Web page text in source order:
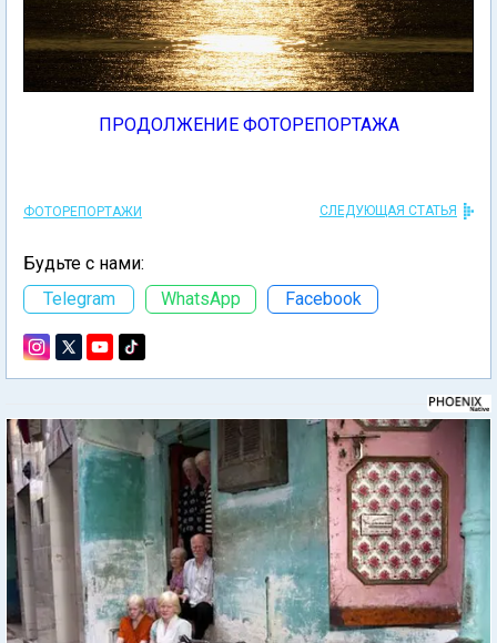
ПРОДОЛЖЕНИЕ ФОТОРЕПОРТАЖА
ФОТОРЕПОРТАЖИ СЛЕДУЮЩАЯ СТАТЬЯ
Будьте с нами:
Telegram
WhatsApp Facebook